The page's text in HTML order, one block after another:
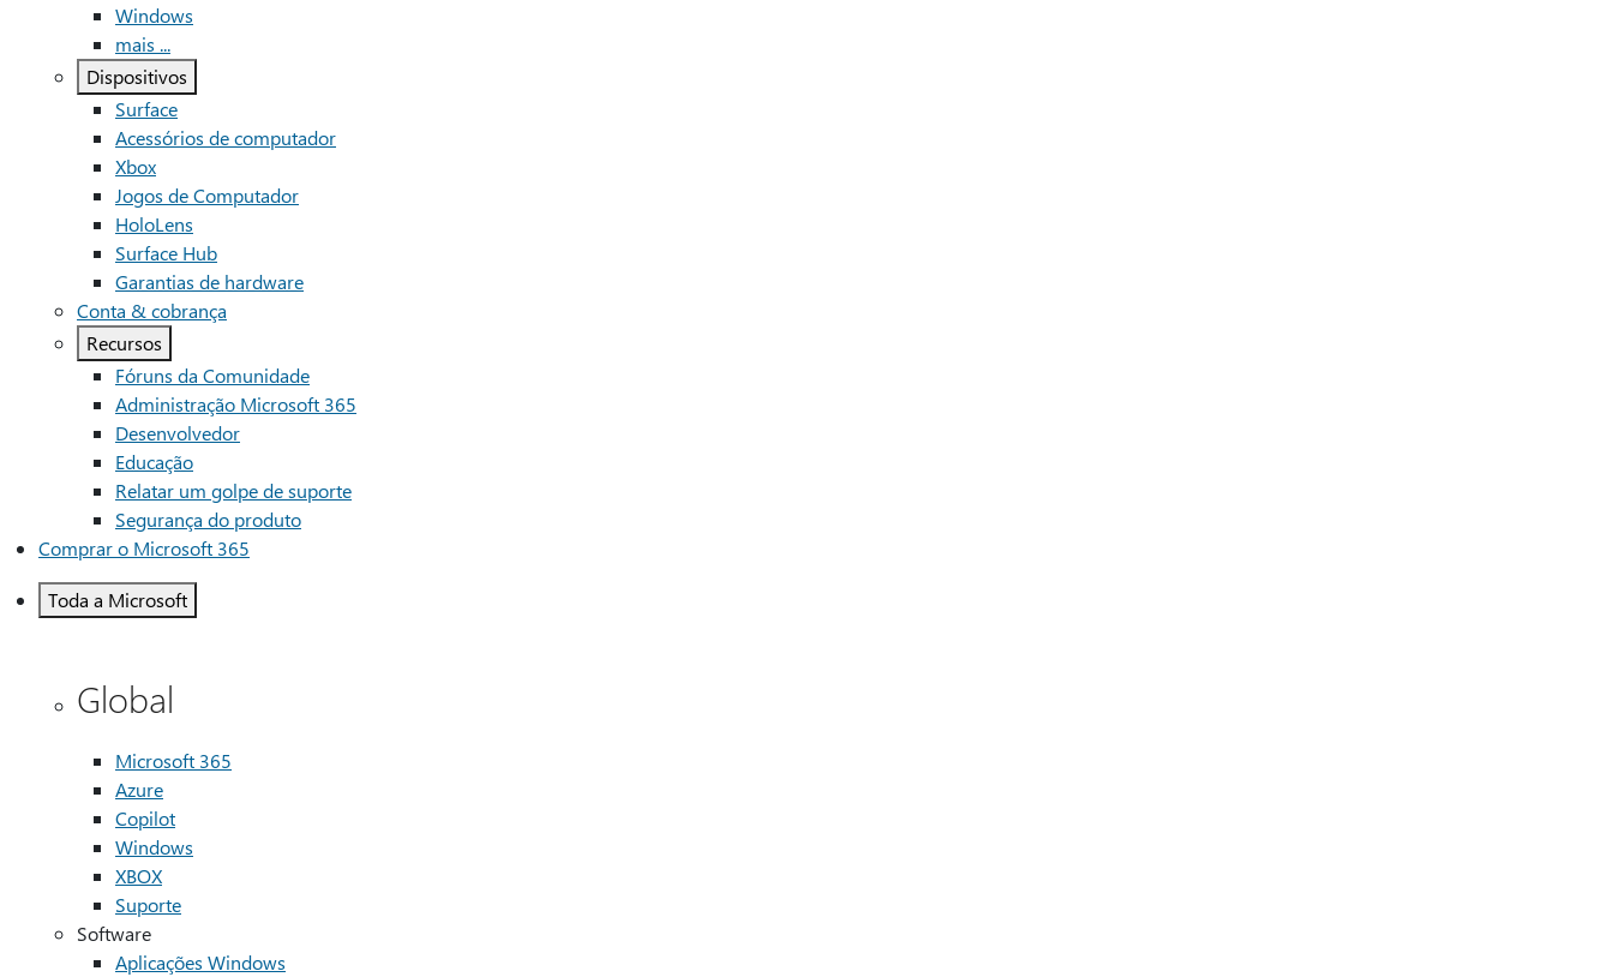
Windows
mais ...
Dispositivos
Surface
Acessórios de computador
Xbox
Jogos de Computador
HoloLens
Surface Hub
Garantias de hardware
Conta & cobrança
Recursos
Fóruns da Comunidade
Administração Microsoft 365
Desenvolvedor
Educação
Relatar um golpe de suporte
Segurança do produto
Comprar o Microsoft 365
Toda a Microsoft
Global
Microsoft 365
Azure
Copilot
Windows
XBOX
Suporte
Software
Aplicações Windows